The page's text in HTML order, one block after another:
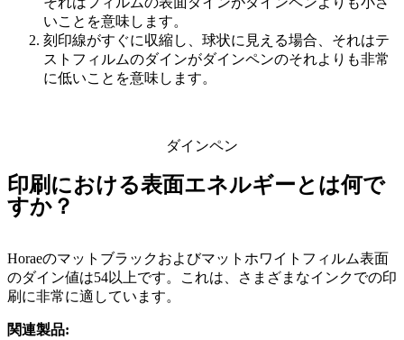
いことを意味します。
刻印線がすぐに収縮し、球状に見える場合、それはテ
ストフィルムのダインがダインペンのそれよりも非常
に低いことを意味します。
ダインペン
印刷における表面エネルギーとは何で
すか？
Horaeのマットブラックおよびマットホワイトフィルム表面
のダイン値は54以上です。これは、さまざまなインクでの印
刷に非常に適しています。
関連製品: